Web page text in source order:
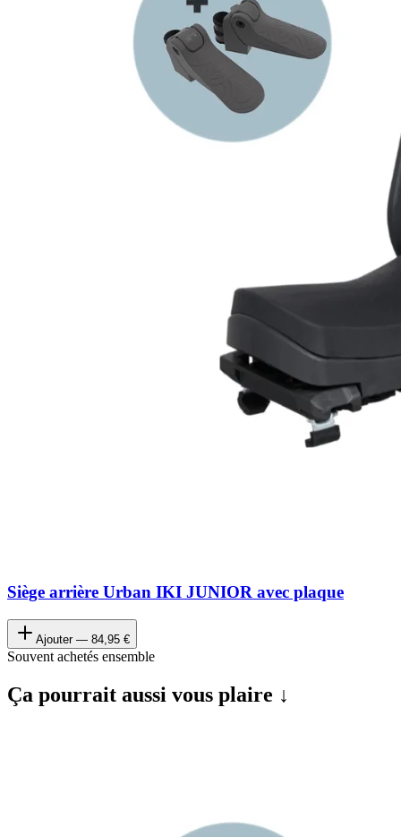
Siège arrière Urban IKI JUNIOR avec plaque
Ajouter — 84,95 €
Souvent achetés ensemble
Ça pourrait aussi vous plaire ↓